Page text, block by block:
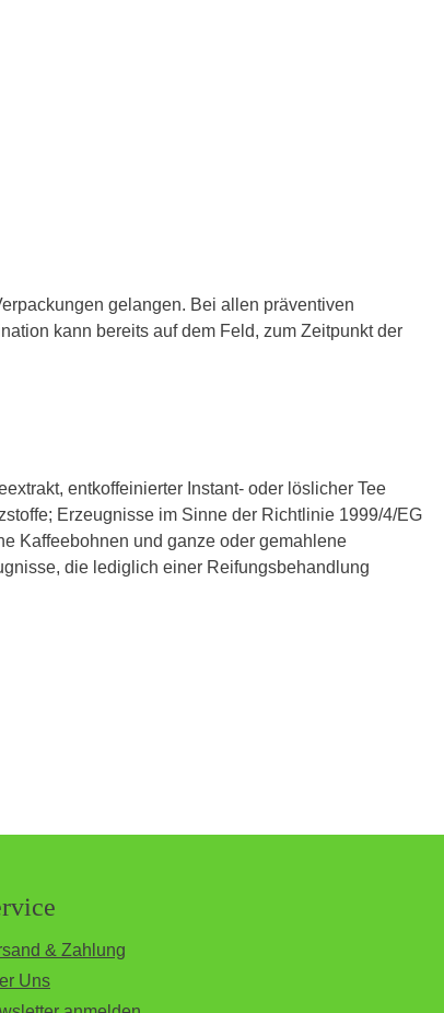
gelangen. Bei allen präventiven
kann bereits auf dem Feld, zum Zeitpunkt der
entkoffeinierter Instant- oder löslicher Tee
Erzeugnisse im Sinne der Richtlinie 1999/4/EG
Kaffeebohnen und ganze oder gemahlene
die lediglich einer Reifungsbehandlung
& Zahlung
Uns